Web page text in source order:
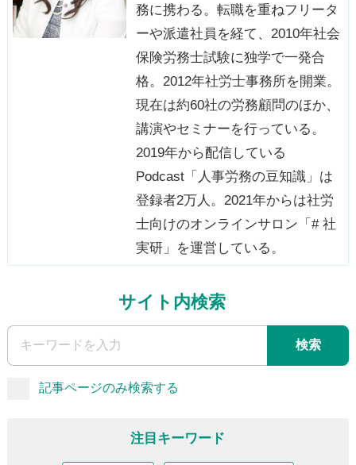
務に携わる。転職を重ねフリータ
ーや派遣社員を経て、2010年社会
保険労務士試験に独学で一発合
格。2012年社労士事務所を開業。
現在は約60社の労務顧問のほか、
講演やセミナーを行っている。
2019年から配信している
Podcast「人事労務の豆知識」は
登録者2万人。2021年からは社労
士向けのオンラインサロン「# 社
実研」を運営している。
サイト内検索
検索
記事ページのみ検索する
注目キーワード